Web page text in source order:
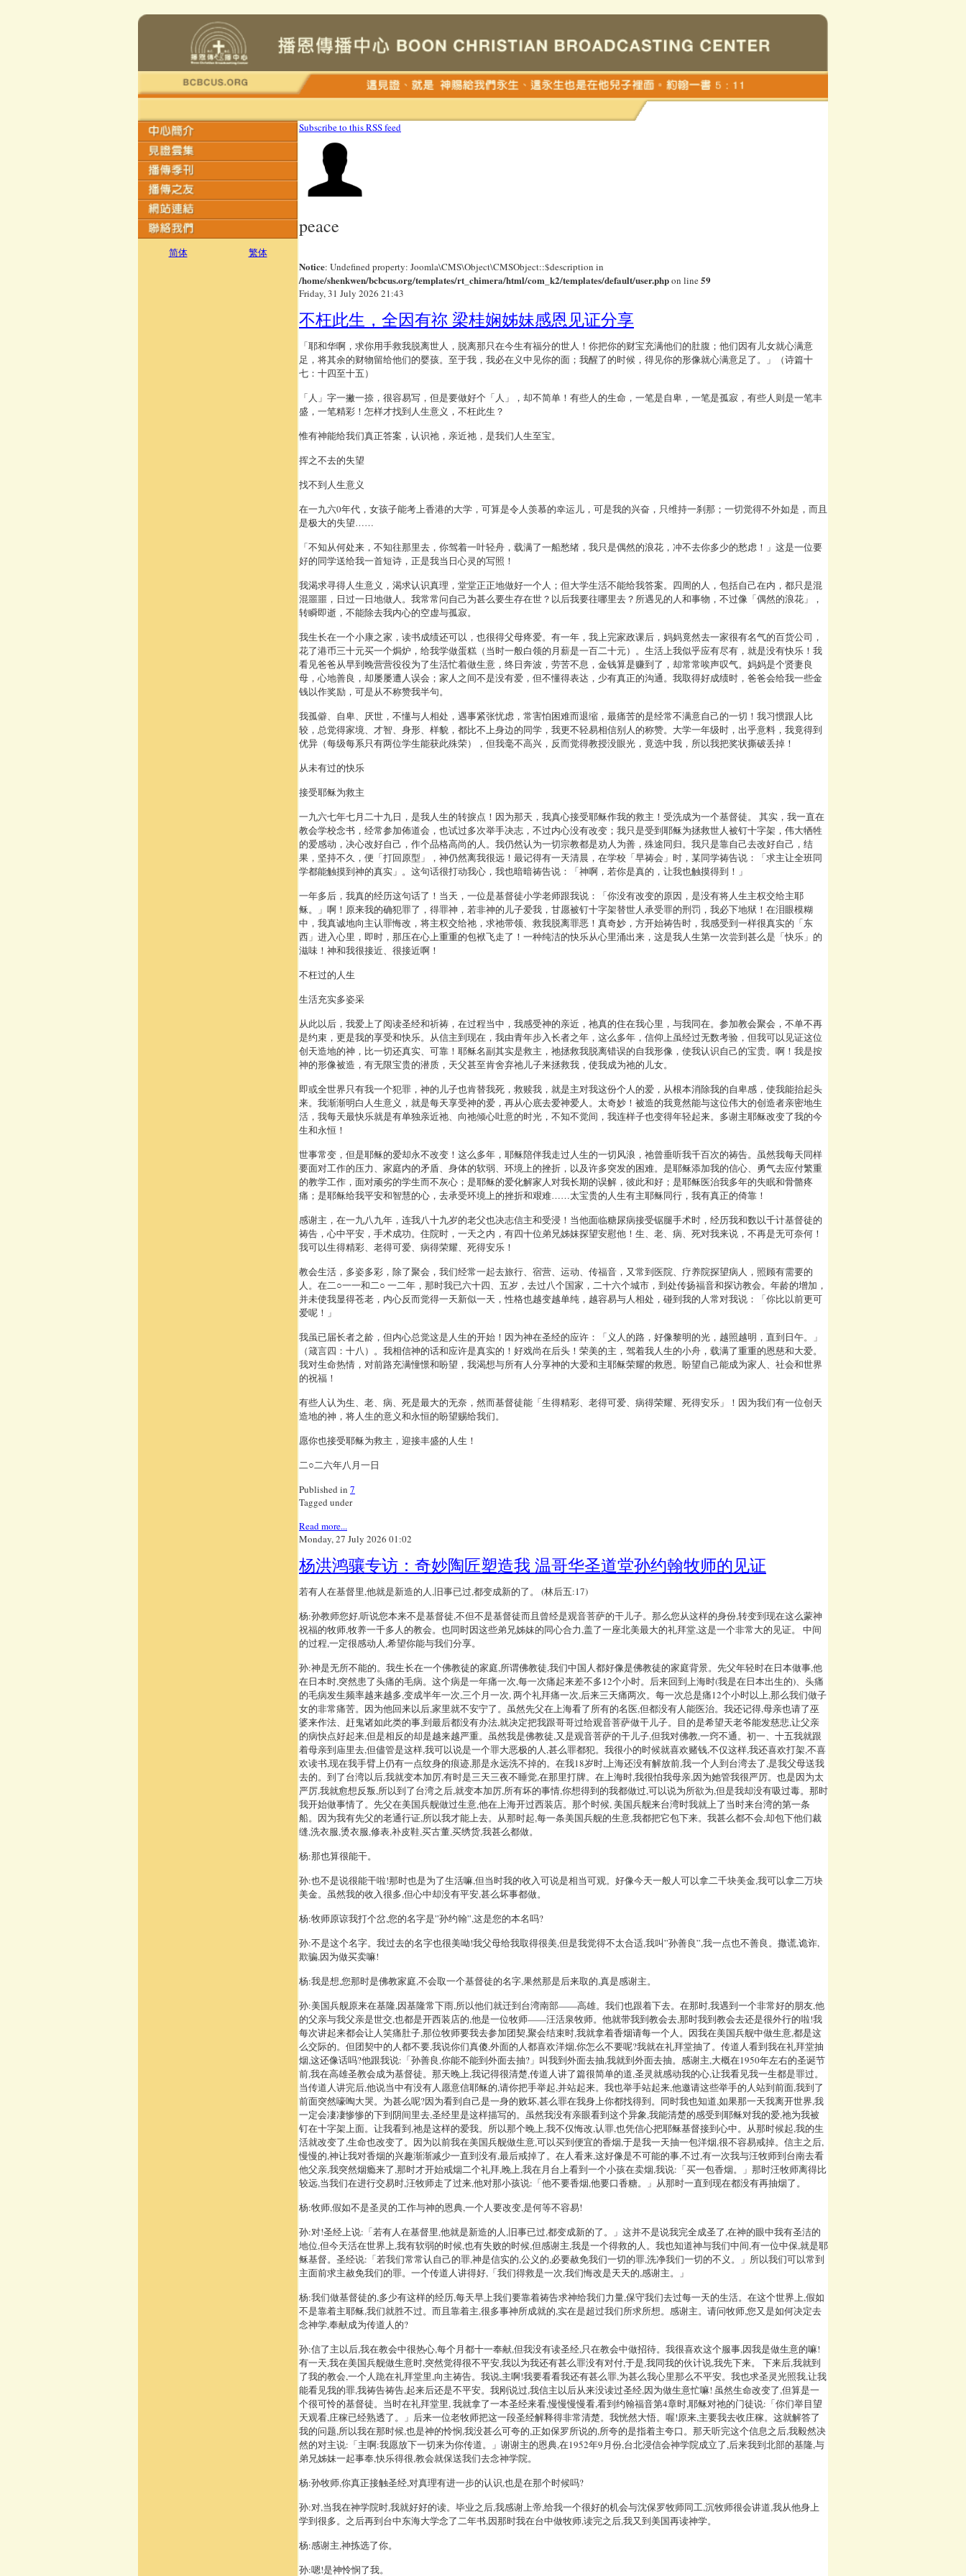
Subscribe to this RSS feed
peace
Notice: Undefined property: Joomla\CMS\Object\CMSObject::$description in
/home/shenkwen/bcbcus.org/templates/rt_chimera/html/com_k2/templates/default/user.phpon line59
Friday, 31 July 2026 21:43
不枉此生，全因有祢 梁桂娴姊妹感恩见证分享
「耶和华啊，求你用手救我脱离世人，脱离那只在今生有福分的世人！你把你的财宝充满他们的肚腹；他们因有儿女就心满意
足，将其余的财物留给他们的婴孩。至于我，我必在义中见你的面；我醒了的时候，得见你的形像就心满意足了。」（诗篇十
七：十四至十五）
「人」字一撇一捺，很容易写，但是要做好个「人」，却不简单！有些人的生命，一笔是自卑，一笔是孤寂，有些人则是一笔丰
盛，一笔精彩！怎样才找到人生意义，不枉此生？
惟有神能给我们真正答案，认识祂，亲近祂，是我们人生至宝。
挥之不去的失望
找不到人生意义
在一九六0年代，女孩子能考上香港的大学，可算是令人羡慕的幸运儿，可是我的兴奋，只维持一刹那；一切觉得不外如是，而且
是极大的失望……
「不知从何处来，不知往那里去，你驾着一叶轻舟，载满了一船愁绪，我只是偶然的浪花，冲不去你多少的愁虑！」这是一位要
好的同学送给我一首短诗，正是我当日心灵的写照！
我渴求寻得人生意义，渴求认识真理，堂堂正正地做好一个人；但大学生活不能给我答案。四周的人，包括自己在内，都只是混
混噩噩，日过一日地做人。我常常问自己为甚么要生存在世？以后我要往哪里去？所遇见的人和事物，不过像「偶然的浪花」，
转瞬即逝，不能除去我内心的空虚与孤寂。
我生长在一个小康之家，读书成绩还可以，也很得父母疼爱。有一年，我上完家政课后，妈妈竟然去一家很有名气的百货公司，
花了港币三十元买一个焗炉，给我学做蛋糕（当时一般白领的月薪是一百二十元）。生活上我似乎应有尽有，就是没有快乐！我
看见爸爸从早到晚营营役役为了生活忙着做生意，终日奔波，劳苦不息，金钱算是赚到了，却常常唉声叹气。妈妈是个贤妻良
母，心地善良，却屡屡遭人误会；家人之间不是没有爱，但不懂得表达，少有真正的沟通。我取得好成绩时，爸爸会给我一些金
钱以作奖励，可是从不称赞我半句。
我孤僻、自卑、厌世，不懂与人相处，遇事紧张忧虑，常害怕困难而退缩，最痛苦的是经常不满意自己的一切！我习惯跟人比
较，总觉得家境、才智、身形、样貌，都比不上身边的同学，我更不轻易相信别人的称赞。大学一年级时，出乎意料，我竟得到
优异（每级每系只有两位学生能获此殊荣），但我毫不高兴，反而觉得教授没眼光，竟选中我，所以我把奖状撕破丢掉！
从未有过的快乐
接受耶稣为救主
一九六七年七月二十九日，是我人生的转捩点！因为那天，我真心接受耶稣作我的救主！受洗成为一个基督徒。 其实，我一直在
教会学校念书，经常参加佈道会，也试过多次举手决志，不过内心没有改变；我只是受到耶稣为拯救世人被钉十字架，伟大牺牲
的爱感动，决心改好自己，作个品格高尚的人。我仍然认为一切宗教都是劝人为善，殊途同归。我只是靠自己去改好自己，结
果，坚持不久，便「打回原型」，神仍然离我很远！最记得有一天清晨，在学校「早祷会」时，某同学祷告说：「求主让全班同
学都能触摸到神的真实」。这句话很打动我心，我也暗暗祷告说：「神啊，若你是真的，让我也触摸得到！」
一年多后，我真的经历这句话了！当天，一位是基督徒小学老师跟我说：「你没有改变的原因，是没有将人生主权交给主耶
稣。」啊！原来我的确犯罪了，得罪神，若非神的儿子爱我，甘愿被钉十字架替世人承受罪的刑罚，我必下地狱！在泪眼模糊
中，我真诚地向主认罪悔改，将主权交给祂，求祂带领、救我脱离罪恶！真奇妙，方开始祷告时，我感受到一样很真实的「东
西」进入心里，即时，那压在心上重重的包袱飞走了！一种纯洁的快乐从心里涌出来，这是我人生第一次尝到甚么是「快乐」的
滋味！神和我很接近、很接近啊！
不枉过的人生
生活充实多姿采
从此以后，我爱上了阅读圣经和祈祷，在过程当中，我感受神的亲近，祂真的住在我心里，与我同在。参加教会聚会，不单不再
是约束，更是我的享受和快乐。从信主到现在，我由青年步入长者之年，这么多年，信仰上虽经过无数考验，但我可以见证这位
创天造地的神，比一切还真实、可靠！耶稣名副其实是救主，祂拯救我脱离错误的自我形像，使我认识自己的宝贵。啊！我是按
神的形像被造，有无限宝贵的潜质，天父甚至肯舍弃祂儿子来拯救我，使我成为祂的儿女。
即或全世界只有我一个犯罪，神的儿子也肯替我死，救赎我，就是主对我这份个人的爱，从根本消除我的自卑感，使我能抬起头
来。我渐渐明白人生意义，就是每天享受神的爱，再从心底去爱神爱人。太奇妙！被造的我竟然能与这位伟大的创造者亲密地生
活，我每天最快乐就是有单独亲近祂、向祂倾心吐意的时光，不知不觉间，我连样子也变得年轻起来。多谢主耶稣改变了我的今
生和永恒！
世事常变，但是耶稣的爱却永不改变！这么多年，耶稣陪伴我走过人生的一切风浪，祂曾垂听我千百次的祷告。虽然我每天同样
要面对工作的压力、家庭内的矛盾、身体的软弱、环境上的挫折，以及许多突发的困难。是耶稣添加我的信心、勇气去应付繁重
的教学工作，面对顽劣的学生而不灰心；是耶稣的爱化解家人对我长期的误解，彼此和好；是耶稣医治我多年的失眠和骨骼疼
痛；是耶稣给我平安和智慧的心，去承受环境上的挫折和艰难……太宝贵的人生有主耶稣同行，我有真正的倚靠！
感谢主，在一九八九年，连我八十九岁的老父也决志信主和受浸！当他面临糖尿病接受锯腿手术时，经历我和数以千计基督徒的
祷告，心中平安，手术成功。住院时，一天之内，有四十位弟兄姊妹探望安慰他！生、老、病、死对我来说，不再是无可奈何！
我可以生得精彩、老得可爱、病得荣耀、死得安乐！
教会生活，多姿多彩，除了聚会，我们经常一起去旅行、宿营、运动、传福音，又常到医院、疗养院探望病人，照顾有需要的
人。在二○一一和二○ 一二年，那时我已六十四、五岁，去过八个国家，二十六个城市，到处传扬福音和探访教会。年龄的增加，
并未使我显得苍老，内心反而觉得一天新似一天，性格也越变越单纯，越容易与人相处，碰到我的人常对我说：「你比以前更可
爱呢！」
我虽已届长者之龄，但内心总觉这是人生的开始！因为神在圣经的应许：「义人的路，好像黎明的光，越照越明，直到日午。」
（箴言四：十八）。我相信神的话和应许是真实的！好戏尚在后头！荣美的主，驾着我人生的小舟，载满了重重的恩慈和大爱。
我对生命热情，对前路充满憧憬和盼望，我渴想与所有人分享神的大爱和主耶稣荣耀的救恩。盼望自己能成为家人、社会和世界
的祝福！
有些人认为生、老、病、死是最大的无奈，然而基督徒能「生得精彩、老得可爱、病得荣耀、死得安乐」！因为我们有一位创天
造地的神，将人生的意义和永恒的盼望赐给我们。
愿你也接受耶稣为救主，迎接丰盛的人生！
二○二六年八月一日
Published in 7
Tagged under
Read more...
Monday, 27 July 2026 01:02
杨洪鸿骧专访：奇妙陶匠塑造我 温哥华圣道堂孙约翰牧师的见证
若有人在基督里,他就是新造的人,旧事已过,都变成新的了。 (林后五:17)
杨:孙教师您好,听说您本来不是基督徒,不但不是基督徒而且曾经是观音菩萨的干儿子。那么您从这样的身份,转变到现在这么蒙神
祝福的牧师,牧养一千多人的教会。也同时因这些弟兄姊妹的同心合力,盖了一座北美最大的礼拜堂,这是一个非常大的见证。 中间
的过程,一定很感动人,希望你能与我们分享。
孙:神是无所不能的。我生长在一个佛教徒的家庭,所谓佛教徒,我们中国人都好像是佛教徒的家庭背景。先父年轻时在日本做事,他
在日本时,突然患了头痛的毛病。这个病是一年痛一次,每一次痛起来差不多12个小时。后来回到上海时(我是在日本出生的)、头痛
的毛病发生频率越来越多,变成半年一次,三个月一次, 两个礼拜痛一次,后来三天痛两次。每一次总是痛12个小时以上,那么我们做子
女的非常痛苦。因为他回来以后,家里就不安宁了。虽然先父在上海看了所有的名医,但都没有人能医治。我还记得,母亲也请了巫
婆来作法、赶鬼诸如此类的事,到最后都没有办法,就决定把我跟哥哥过给观音菩萨做干儿子。目的是希望天老爷能发慈悲,让父亲
的病快点好起来,但是相反的却是越来越严重。虽然我是佛教徒,又是观音菩萨的干儿子,但我对佛教,一窍不通。初一、十五我就跟
着母亲到庙里去,但儘管是这样,我可以说是一个罪大恶极的人,甚么罪都犯。我很小的时候就喜欢赌钱,不仅这样,我还喜欢打架,不喜
欢读书,现在我手臂上仍有一点纹身的痕迹,那是永远洗不掉的。在我18岁时,上海还没有解放前,我一个人到台湾去了,是我父母送我
去的。到了台湾以后,我就变本加厉,有时是三天三夜不睡觉,在那里打牌。在上海时,我很怕我母亲,因为她管我很严厉。也是因为太
严厉,我就愈想反叛,所以到了台湾之后,就变本加厉,所有坏的事情,你想得到的我都做过,可以说为所欲为,但是我却没有吸过毒。那时
我开始做事情了。先父在美国兵舰做过生意,他在上海开过西装店。那个时候, 美国兵舰来台湾时我就上了当时来台湾的第一条
船。因为我有先父的老通行证,所以我才能上去。从那时起,每一条美国兵舰的生意,我都把它包下来。我甚么都不会,却包下他们裁
缝,洗衣服,烫衣服,修表,补皮鞋,买古董,买绣货,我甚么都做。
杨:那也算很能干。
孙:也不是说很能干啦!那时也是为了生活嘛,但当时我的收入可说是相当可观。好像今天一般人可以拿二千块美金,我可以拿二万块
美金。虽然我的收入很多,但心中却没有平安,甚么坏事都做。
杨:牧师原谅我打个岔,您的名字是”孙约翰”,这是您的本名吗?
孙:不是这个名字。我过去的名字也很美呦!我父母给我取得很美,但是我觉得不太合适,我叫”孙善良”,我一点也不善良。撒谎,诡诈,
欺骗,因为做买卖嘛!
杨:我是想,您那时是佛教家庭,不会取一个基督徒的名字,果然那是后来取的,真是感谢主。
孙:美国兵舰原来在基隆,因基隆常下雨,所以他们就迁到台湾南部——高雄。我们也跟着下去。在那时,我遇到一个非常好的朋友,他
的父亲与我父亲是世交,也都是开西装店的,他是一位牧师——汪活泉牧师。他就带我到教会去,那时我到教会去还是很外行的啦!我
每次讲起来都会让人笑痛肚子,那位牧师要我去参加团契,聚会结束时,我就拿着香烟请每一个人。因我在美国兵舰中做生意,都是这
么交际的。但团契中的人都不要,我说你们真傻,外面的人都喜欢洋烟,你怎么不要呢?我就在礼拜堂抽了。传道人看到我在礼拜堂抽
烟,这还像话吗?他跟我说:「孙善良,你能不能到外面去抽?」叫我到外面去抽,我就到外面去抽。感谢主,大概在1950年左右的圣诞节
前,我在高雄圣教会成为基督徒。那天晚上,我记得很清楚,传道人讲了篇很简单的道,圣灵就感动我的心,让我看见我一生都是罪过。
当传道人讲完后,他说当中有没有人愿意信耶稣的,请你把手举起,并站起来。我也举手站起来,他邀请这些举手的人站到前面,我到了
前面突然嚎啕大哭。为甚么呢?因为看到自己是一身的败坏,甚么罪在我身上你都找得到。同时我也知道,如果那一天我离开世界,我
一定会凄凄惨惨的下到阴间里去,圣经里是这样描写的。虽然我没有亲眼看到这个异象,我能清楚的感受到耶稣对我的爱,祂为我被
钉在十字架上面。让我看到,祂是这样的爱我。所以那个晚上,我不仅悔改,认罪,也凭信心把耶稣基督接到心中。从那时候起,我的生
活就改变了,生命也改变了。因为以前我在美国兵舰做生意,可以买到便宜的香烟,于是我一天抽一包洋烟,很不容易戒掉。信主之后,
慢慢的,神让我对香烟的兴趣渐渐减少一直到没有,最后戒掉了。在人看来,这好像是不可能的事,不过,有一次我与汪牧师到台南去看
他父亲,我突然烟瘾来了,那时才开始戒烟二个礼拜,晚上,我在月台上看到一个小孩在卖烟,我说:「买一包香烟。」那时汪牧师离得比
较远,当我们在进行交易时,汪牧师走了过来,他对那小孩说:「他不要香烟,他要口香糖。」从那时一直到现在都没有再抽烟了。
杨:牧师,假如不是圣灵的工作与神的恩典,一个人要改变,是何等不容易!
孙:对!圣经上说:「若有人在基督里,他就是新造的人,旧事已过,都变成新的了。」这并不是说我完全成圣了,在神的眼中我有圣洁的
地位,但今天活在世界上,我有软弱的时候,也有失败的时候,但感谢主,我是一个得救的人。我也知道神与我们中间,有一位中保,就是耶
稣基督。圣经说:「若我们常常认自己的罪,神是信实的,公义的,必要赦免我们一切的罪,洗净我们一切的不义。」所以我们可以常到
主面前求主赦免我们的罪。一个传道人讲得好,「我们得救是一次,我们悔改是天天的,感谢主。」
杨:我们做基督徒的,多少有这样的经历,每天早上我们要靠着祷告求神给我们力量,保守我们去过每一天的生活。在这个世界上,假如
不是靠着主耶稣,我们就胜不过。而且靠着主,很多事神所成就的,实在是超过我们所求所想。感谢主。请问牧师,您又是如何决定去
念神学,奉献成为传道人的?
孙:信了主以后,我在教会中很热心,每个月都十一奉献,但我没有读圣经,只在教会中做招待。我很喜欢这个服事,因我是做生意的嘛!
有一天,我在美国兵舰做生意时,突然觉得很不平安,我以为我还有甚么罪没有对付,于是,我同我的伙计说,我先下来。 下来后,我就到
了我的教会,一个人跪在礼拜堂里,向主祷告。我说,主啊!我要看看我还有甚么罪,为甚么我心里那么不平安。我也求圣灵光照我,让我
能看见我的罪,我祷告祷告,起来后还是不平安。我刚说过,我信主以后从来没读过圣经,因为做生意忙嘛! 虽然生命改变了,但算是一
个很可怜的基督徒。当时在礼拜堂里, 我就拿了一本圣经来看,慢慢慢慢看,看到约翰福音第4章时,耶稣对祂的门徒说:「你们举目望
天观看,庄稼已经熟透了。」后来一位老牧师把这一段圣经解释得非常清楚。我恍然大悟。喔!原来,主要我去收庄稼。这就解答了
我的问题,所以我在那时候,也是神的怜悯,我没甚么可夸的,正如保罗所说的,所夸的是指着主夸口。那天听完这个信息之后,我毅然决
然的对主说:「主啊:我愿放下一切来为你传道。」谢谢主的恩典,在1952年9月份,台北浸信会神学院成立了,后来我到北部的基隆,与
弟兄姊妹一起事奉,快乐得很,教会就保送我们去念神学院。
杨:孙牧师,你真正接触圣经,对真理有进一步的认识,也是在那个时候吗?
孙:对,当我在神学院时,我就好好的读。毕业之后,我感谢上帝,给我一个很好的机会与沈保罗牧师同工,沉牧师很会讲道,我从他身上
学到很多。之后再到台中东海大学念了二年书,因那时我在台中做牧师,读完之后,我又到美国再读神学。
杨:感谢主,神拣选了你。
孙:嗯!是神怜悯了我。
简体 繁体